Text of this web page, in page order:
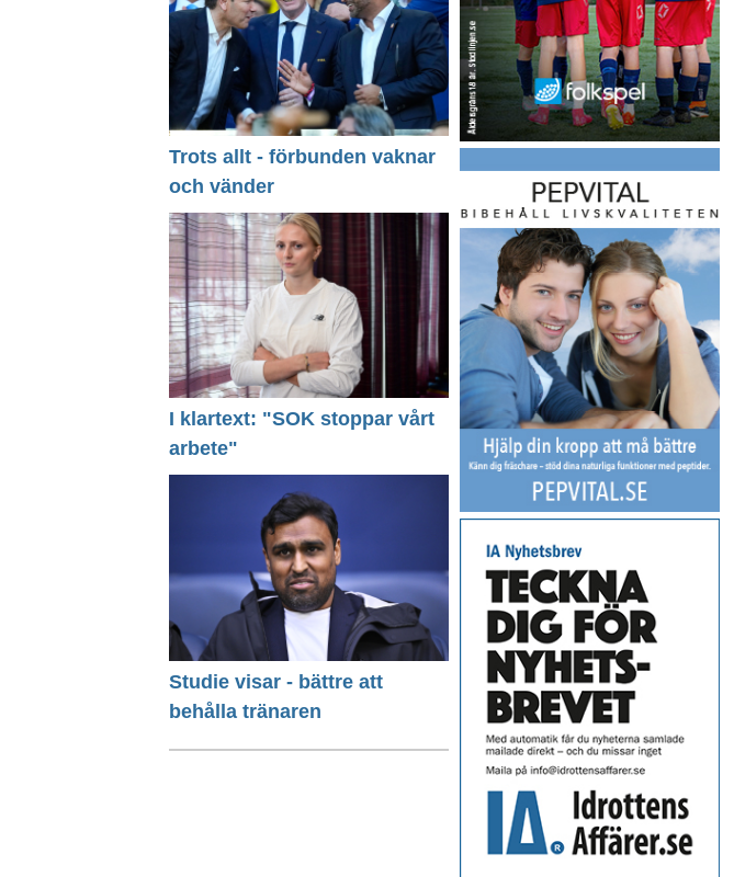
Trots allt - förbunden vaknar
och vänder
I klartext: "SOK stoppar vårt
arbete"
Studie visar - bättre att
behålla tränaren